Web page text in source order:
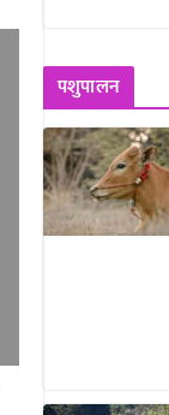
पशुपालन